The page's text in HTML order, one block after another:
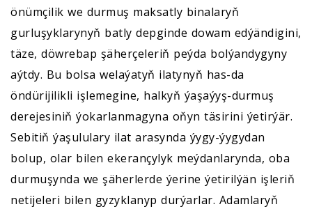
önümçilik we durmuş maksatly binalaryň
gurluşyklarynyň batly depginde dowam edýändigini,
täze, döwrebap şäherçeleriň peýda bolýandygyny
aýtdy. Bu bolsa welaýatyň ilatynyň has-da
öndürijilikli işlemegine, halkyň ýaşaýyş-durmuş
derejesiniň ýokarlanmagyna oňyn täsirini ýetirýär.
Sebitiň ýaşululary ilat arasynda ýygy-ýygydan
bolup, olar bilen ekerançylyk meýdanlarynda, oba
durmuşynda we şäherlerde ýerine ýetirilýän işleriň
netijeleri bilen gyzyklanyp durýarlar. Adamlaryň